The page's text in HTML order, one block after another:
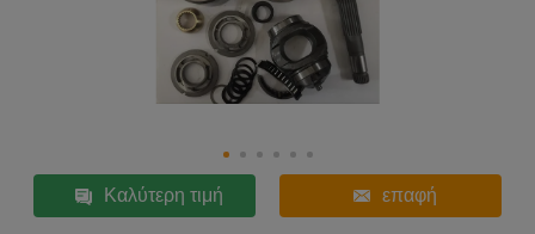
Καλύτερη τιμή επαφή